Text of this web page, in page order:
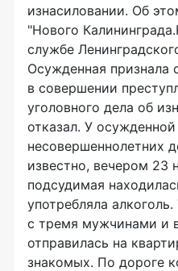
изнасиловании. Об
"Нового
службе
Осужденная признала
в совершении
уголовного дела об
отказал. У
несовершеннолетних
известно, вечером 23
подсудимая
употребляла
с тремя мужчинами и
отправилась на
знакомых. По дороге